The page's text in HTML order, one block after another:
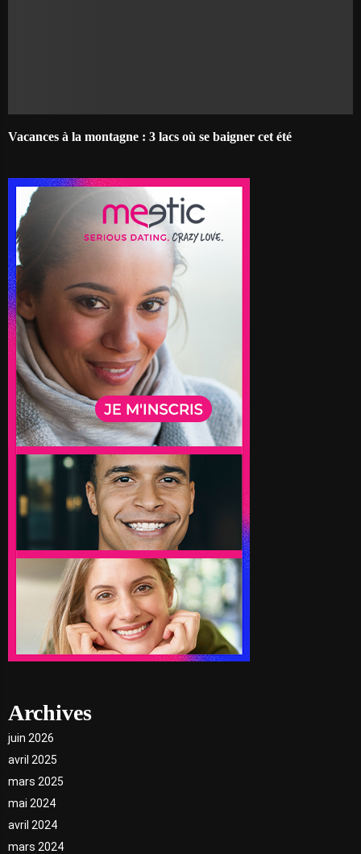
Vacances à la montagne : 3 lacs où se baigner cet été
Archives
juin 2026
avril 2025
mars 2025
mai 2024
avril 2024
mars 2024